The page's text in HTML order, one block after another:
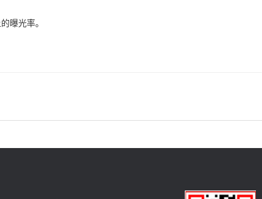
曝光率。